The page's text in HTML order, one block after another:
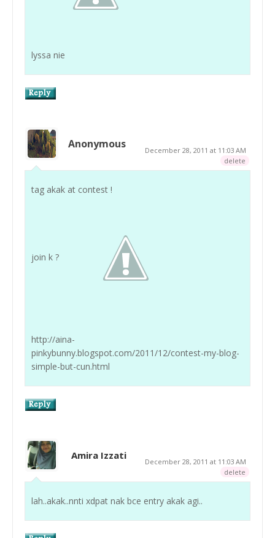
lyssa nie
Anonymous
December 28, 2011 at 11:03 AM
delete
tag akak at contest !
join k ?
http://aina-
pinkybunny.blogspot.com/2011/12/contest-my-blog-
simple-but-cun.html
Amira Izzati
December 28, 2011 at 11:03 AM
delete
lah..akak..nnti xdpat nak bce entry akak agi..